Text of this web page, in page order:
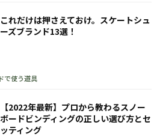
これだけは押さえておけ。スケートシュ
ーズブランド13選！
で使う道具
【2022年最新】プロから教わるスノー
ボードビンディングの正しい選び方とセ
ッティング